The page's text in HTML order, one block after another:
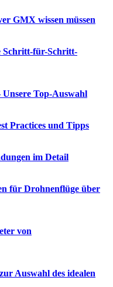
GMX wissen müssen
für-Schritt-
Top-Auswahl
Practices und Tipps
im Detail
für Drohnenflüge über
von
Auswahl des idealen